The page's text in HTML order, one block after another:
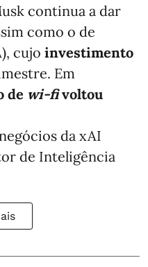
continua a dar
como o de
cujo investimento
Em
de wi-fivoltou
da xAI
de Inteligência